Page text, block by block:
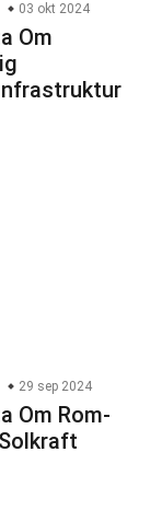
03 okt 2024
Om
29 sep 2024
Om Rom-